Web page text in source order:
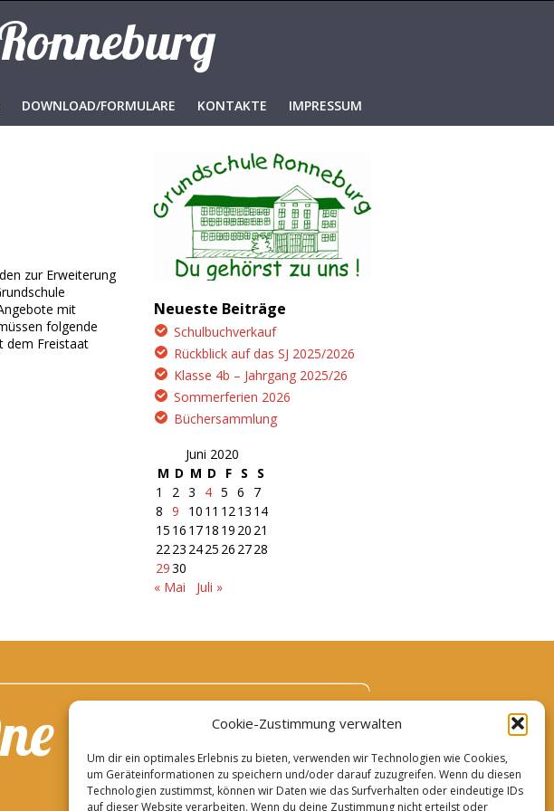
Cookie-Zustimmung verwalten
Um dir ein optimales Erlebnis zu bieten, verwenden wir Technologien wie Cookies,
um Geräteinformationen zu speichern und/oder darauf zuzugreifen. Wenn du diesen
Technologien zustimmst, können wir Daten wie das Surfverhalten oder eindeutige IDs
auf dieser Website verarbeiten. Wenn du deine Zustimmung nicht erteilst oder
DOWNLOAD/FORMULARE KONTAKTE IMPRESSUM
zur Erweiterung
mit
folgende
dem Freistaat
Neueste Beiträge
Schulbuchverkauf
Rückblick auf das SJ 2025/2026
Klasse 4b – Jahrgang 2025/26
Sommerferien 2026
Büchersammlung
Juni 2020
M D M D F S
S
1
2 3 4 5 6
7
8 9 10 11 1213 14
15 16 1718 19 20 21
2223 2425 26 2728
2930
« Mai
Juli »